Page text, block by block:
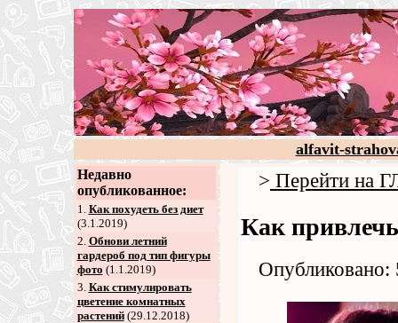
alfavit-
Недавно
опубликованное:
1. Как похудеть без диет
(3.1.2019)
2. Обнови летний
гардероб под тип фигуры
фото (1.1.2019)
3. Как стимулировать
цветение комнатных
растений(29.12.2018)
> Перейти на
Как
Опубликовано: